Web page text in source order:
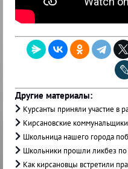
Другие материалы:
Курсанты приняли участие в
Кирсановские
Школьница нашего города
Школьники прошли ликбез по
Как кирсановцы встретили